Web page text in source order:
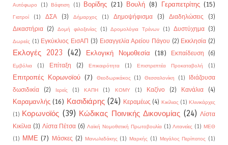
Αυτόφωρο
(1) Βάφτιση (1) Βορίδης (21) Βουλή (8) Γεραπετρίτης (15)
Γιατροί (1) ΔΣΑ (3) Δήμαρχος (1) Δημοψήφισμα (3) Διαδηλώσεις
(3)
Δικαστήρια (2) Δομή φιλοξενίας (1) Δρομολόγια Τρένων (1) Δυστύχημα (3)
Δωρεές (1) Εγκύκλιος ΕισΑΠ (3) Εισαγγελία Αρείου Πάγου (2) Εκκλησία (2)
Εκλογές 2023 (42) Εκλογική Νομοθεσία (18) Εκπαίδευση (6)
Εμβόλια (1) Επίταξη (2) Επικαιρότητα (1) Επιστρεπτέα Προκαταβολή (1)
Επιτροπές Κορωνοϊού (7) Θεοδωρικάκος (1) Θεσσαλονίκη (1)
Ιδιάζουσα
δωσιδικία
(2) Ιερείς (1) ΚΑΠΗ (1) ΚΟΜΥ (1) Καζίνο (2) Κανάλια (4)
Καραμανλής (16) Κασιδιάρης (24) Κεραμέως (4) Κικίλιας (1) Κλινικάρχες
(1) Κορωνοϊός (39) Κώδικας Ποινικής Δικονομίας (24) Λίστα
Κικίλια (3) Λίστα Πέτσα (6) Λαϊκή Νομοθετική Πρωτοβουλία (1) Λιτανείες (1) ΜΕΘ
(1)
ΜΜΕ (7) Μάσκες (2) Μανωλεδάκης (1) Μαρκής (1) Μεγάλος Περίπατος (1)